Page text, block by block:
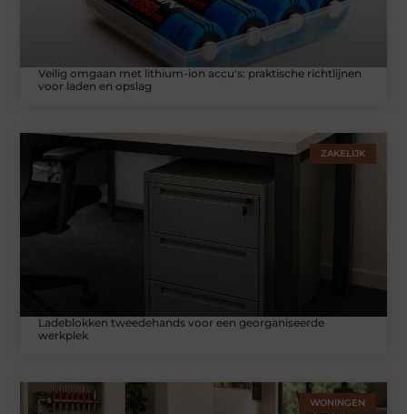
Veilig omgaan met lithium-ion accu's: praktische richtlijnen
voor laden en opslag
ZAKELIJK
Ladeblokken tweedehands voor een georganiseerde
werkplek
WONINGEN